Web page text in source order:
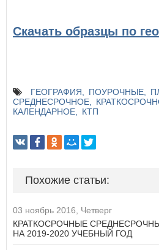
Скачать образцы по
ГЕОГРАФИЯ ПОУРОЧНЫЕ
СРЕДНЕСРОЧНОЕ
КАЛЕНДАРНОЕ
КТП
Похожие статьи:
03 ноябрь 2016, Четверг
КРАТКОСРОЧНЫЕ
НА 2019-2020 УЧЕБНЫЙ ГОД